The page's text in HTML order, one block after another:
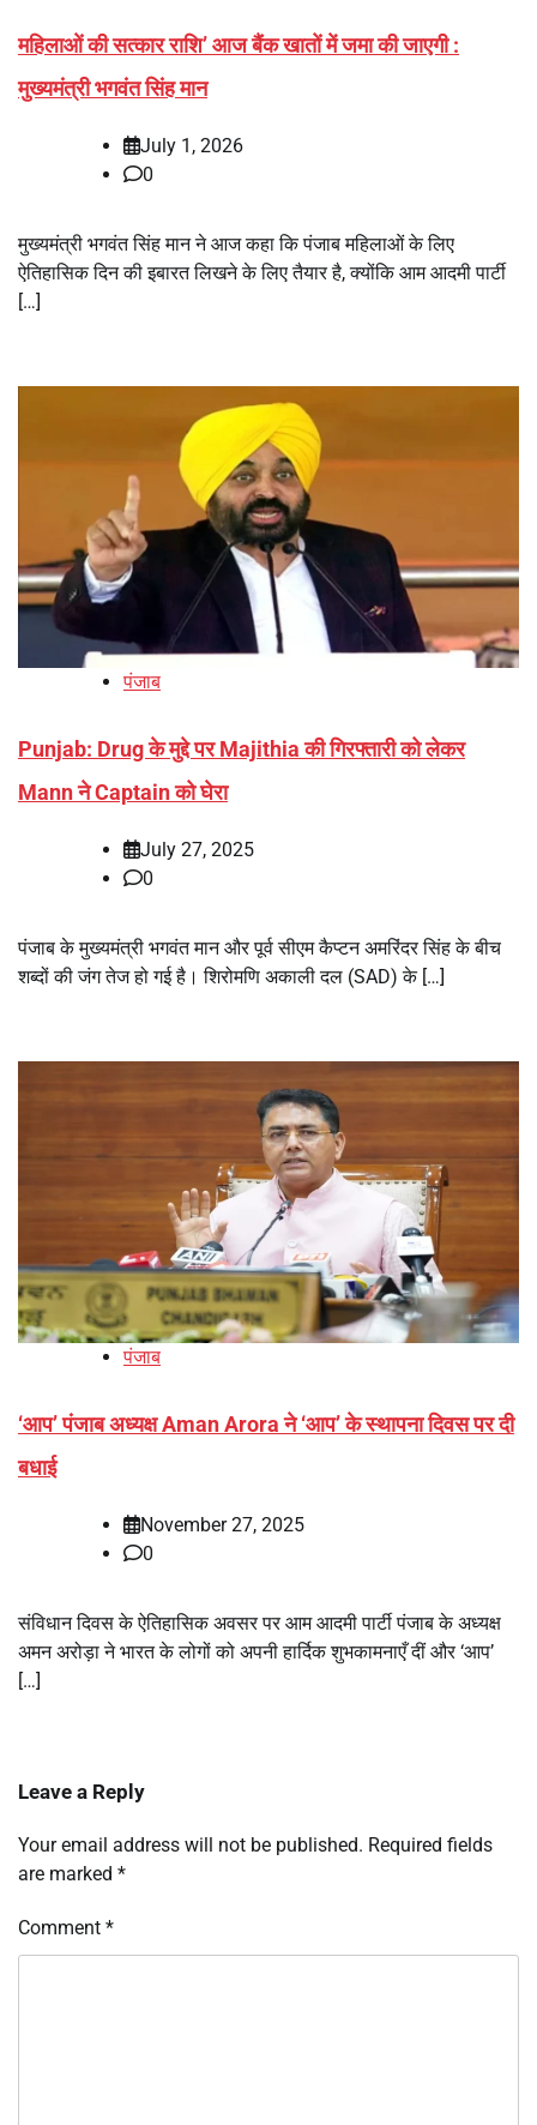
महिलाओं की सत्कार राशि’ आज बैंक खातों में जमा की जाएगी :
मुख्यमंत्री भगवंत सिंह मान
July 1, 2026
0
मुख्यमंत्री भगवंत सिंह मान ने आज कहा कि पंजाब महिलाओं के लिए
ऐतिहासिक दिन की इबारत लिखने के लिए तैयार है, क्योंकि आम आदमी पार्टी
[…]
पंजाब
Punjab: Drug के मुद्दे पर Majithia की गिरफ्तारी को लेकर
Mann ने Captain को घेरा
July 27, 2025
0
पंजाब के मुख्यमंत्री भगवंत मान और पूर्व सीएम कैप्टन अमरिंदर सिंह के बीच
शब्दों की जंग तेज हो गई है। शिरोमणि अकाली दल (SAD) के […]
पंजाब
‘आप’ पंजाब अध्यक्ष Aman Arora ने ‘आप’ के स्थापना दिवस पर दी
बधाई
November 27, 2025
0
संविधान दिवस के ऐतिहासिक अवसर पर आम आदमी पार्टी पंजाब के अध्यक्ष
अमन अरोड़ा ने भारत के लोगों को अपनी हार्दिक शुभकामनाएँ दीं और ‘आप’
[…]
Leave a Reply
Your email address will not be published. Required fields
are marked *
Comment *